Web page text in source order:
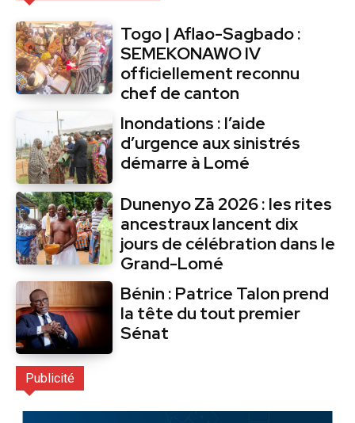
Togo | Aflao-Sagbado :
SEMEKONAWO IV
officiellement reconnu
chef de canton
Inondations : l’aide
d’urgence aux sinistrés
démarre à Lomé
Dunenyo Zā 2026 : les rites
ancestraux lancent dix
jours de célébration dans le
Grand-Lomé
Bénin : Patrice Talon prend
la tête du tout premier
Sénat
Publicité